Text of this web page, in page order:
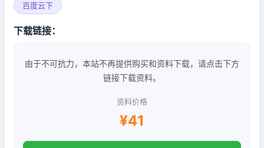
百度云下
下载链接：
由于不可抗力，本站不再提供购买和资料下载，请点击下方
链接下载资料。
资料价格
¥41